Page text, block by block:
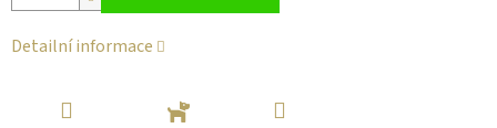
Detailní informace